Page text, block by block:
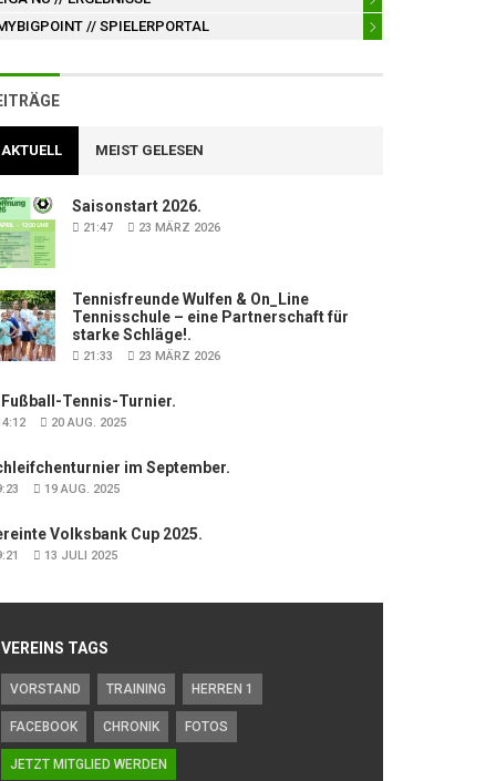
// SPIELERPORTAL
AKTUELL MEIST GELESEN
Saisonstart 2026.
21:47 23 MÄRZ 2026
Tennisfreunde Wulfen & On_Line
Tennisschule – eine Partnerschaft für
starke Schläge!.
21:33 23 MÄRZ 2026
Fußball-Tennis-Turnier.
20 AUG. 2025
im September.
19 AUG. 2025
Volksbank Cup 2025.
13 JULI 2025
VEREINS TAGS
VORSTAND TRAINING HERREN 1
FACEBOOK CHRONIK FOTOS
JETZT MITGLIED WERDEN